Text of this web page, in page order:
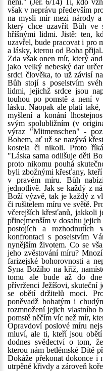
není." (Jer. 6/14) Ti, kdo
však v neprávu především
na mysli mír mezi národy
který chce uzavřít Bůh ve
hříšnými lidmi. Jistě: ten,
uzavřel, bude pracovat i pro
a lásky, kterou od Boha přijal.
Zda však onen mír, který
jako velký nebeský dar
srdci člověka, to už závisí
Bůh stojí s poselstvím
lidmi, jejichž srdce jsou
touhou po pomstě a není
lásku. Naopak ale platí
myšlení a konání
svým spolubližním (v
výraz "Mitmenschen" -
Bohem, ať už se nazývá
kostela či nikoli. Proto
"Láska sama odlišuje děti
proto nikomu pouhá
byli zbožnými křesťany,
v pravém míru. Bůh
jednotlivě. Jak se každý z
Boží výzvě, tak je každý z
či rušitelem míru ve světě.
včerejších křesťanů, jakkoli
přinejmenším v dosahu
postojích a
konfrontaci s poselstvím
nynějším životem. Co se
jeho zvěstování míru?
farizejské bohorovnosti a
Syna Božího na kříž,
tomu ale bude až do dne
přívrženci Ježíšovi, skuteční
se obětí držitelů moci.
poněvadž bohatým i
rozmnožení jejich vlastního
pomstě něčím víc než mír,
Opravdoví poslové míru
mluví, ale ti, kteří jsou
dodnes svědectví o tom,
kterou nám betlémské Dítě
Dokáže překonat dokonce i
utrpěné křivdy a zároveň